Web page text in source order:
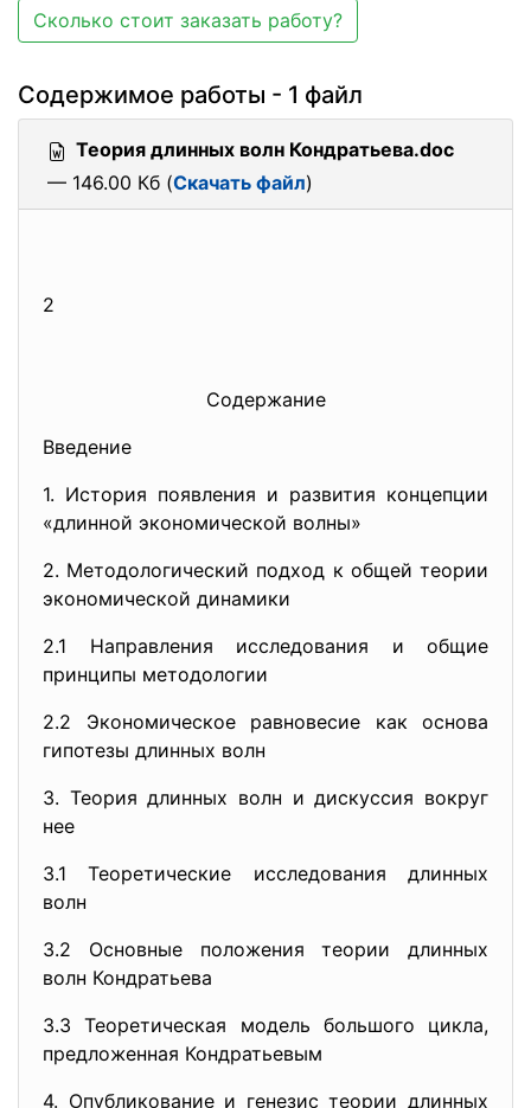
Сколько стоит заказать работу?
Содержимое работы - 1 файл
Теория длинных волн Кондратьева.doc
— 146.00 Кб (Скачать файл)
2
Содержание
Введение
1. История появления и развития концепции
«длинной экономической волны»
2. Методологический подход к общей теории
экономической динамики
2.1 Направления исследования и общие
принципы методологии
2.2 Экономическое равновесие как основа
гипотезы длинных волн
3. Теория длинных волн и дискуссия вокруг
нее
3.1 Теоретические исследования длинных
волн
3.2 Основные положения теории длинных
волн Кондратьева
3.3 Теоретическая модель большого цикла,
предложенная Кондратьевым
4. Опубликование и генезис теории длинных